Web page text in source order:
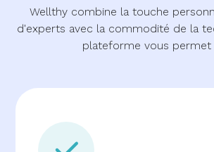
Wellthy combine la touche
d'experts avec la commodité de la
plateforme vous permet